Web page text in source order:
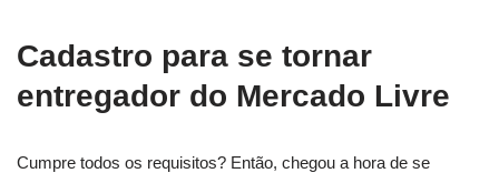
Cadastro para se tornar
entregador do Mercado Livre
Cumpre todos os requisitos? Então, chegou a hora de se